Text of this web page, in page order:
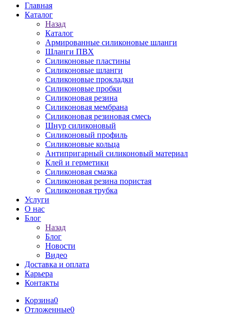
Главная
Каталог
Назад
Каталог
Армированные силиконовые шланги
Шланги ПВХ
Силиконовые пластины
Силиконовые шланги
Силиконовые прокладки
Силиконовые пробки
Силиконовая резина
Силиконовая мембрана
Силиконовая резиновая смесь
Шнур силиконовый
Силиконовый профиль
Силиконовые кольца
Антипригарный силиконовый материал
Клей и герметики
Силиконовая смазка
Силиконовая резина пористая
Силиконовая трубка
Услуги
О нас
Блог
Назад
Блог
Новости
Видео
Доставка и оплата
Карьера
Контакты
Корзина0
Отложенные0